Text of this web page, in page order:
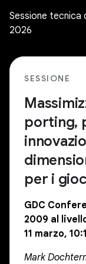
Sessione tecnica
2026
SESSIONE
porting,
per i
GDC
2009 al
11 marzo,
Mark